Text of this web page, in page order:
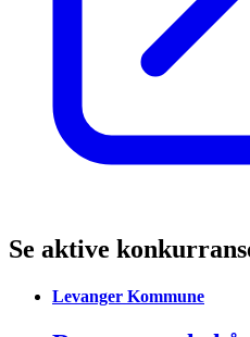
Se aktive
Levanger Kommune